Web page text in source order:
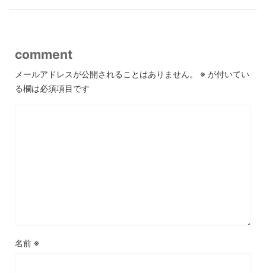
comment
メールアドレスが公開されることはありません。 ※ が付いてい
る欄は必須項目です
名前 ※